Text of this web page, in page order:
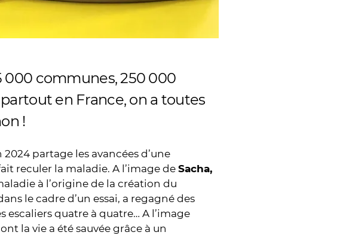
000 communes, 250 000
en France, on a toutes
!
partage les avancées d’une
reculer la maladie. A l’image de Sacha,
à l’origine de la création du
le cadre d’un essai, a regagné des
quatre à quatre… A l’image
la vie a été sauvée grâce à un